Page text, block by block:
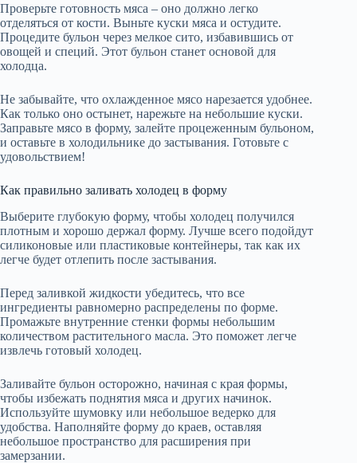
Проверьте готовность мяса – оно должно легко
отделяться от кости. Выньте куски мяса и остудите.
Процедите бульон через мелкое сито, избавившись от
овощей и специй. Этот бульон станет основой для
холодца.
Не забывайте, что охлажденное мясо нарезается удобнее.
Как только оно остынет, нарежьте на небольшие куски.
Заправьте мясо в форму, залейте процеженным бульоном,
и оставьте в холодильнике до застывания. Готовьте с
удовольствием!
Как правильно заливать холодец в форму
Выберите глубокую форму, чтобы холодец получился
плотным и хорошо держал форму. Лучше всего подойдут
силиконовые или пластиковые контейнеры, так как их
легче будет отлепить после застывания.
Перед заливкой жидкости убедитесь, что все
ингредиенты равномерно распределены по форме.
Промажьте внутренние стенки формы небольшим
количеством растительного масла. Это поможет легче
извлечь готовый холодец.
Заливайте бульон осторожно, начиная с края формы,
чтобы избежать поднятия мяса и других начинок.
Используйте шумовку или небольшое ведерко для
удобства. Наполняйте форму до краев, оставляя
небольшое пространство для расширения при
замерзании.